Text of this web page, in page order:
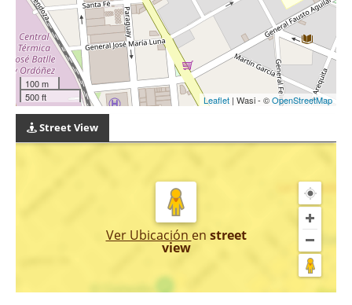
100 m
500 ft
Leaflet | Wasi - ©OpenStreetMap
Street View
Ver Ubicación en street
view